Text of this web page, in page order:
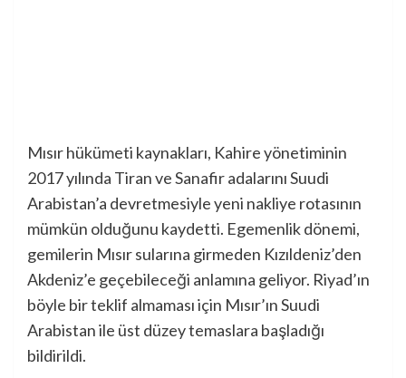
Mısır hükümeti kaynakları, Kahire yönetiminin
2017 yılında Tiran ve Sanafir adalarını Suudi
Arabistan’a devretmesiyle yeni nakliye rotasının
mümkün olduğunu kaydetti. Egemenlik dönemi,
gemilerin Mısır sularına girmeden Kızıldeniz’den
Akdeniz’e geçebileceği anlamına geliyor. Riyad’ın
böyle bir teklif almaması için Mısır’ın Suudi
Arabistan ile üst düzey temaslara başladığı
bildirildi.